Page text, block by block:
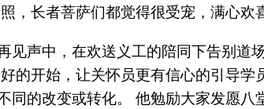
长者菩萨们都觉得很受宠，满心欢
声中，在欢送义工的陪同下告别道
开始，让关怀员更有信心的引导学
的改变或转化。 他勉励大家发愿